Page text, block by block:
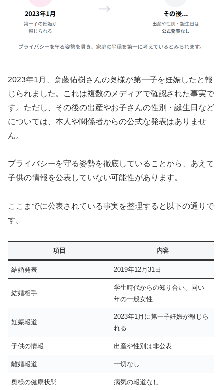
2023年1月、斎藤佑樹さんの奥様が第一子を妊娠したと報
じられました。これは複数のメディアで確認された事実で
す。ただし、その後の出産やお子さんの性別・誕生日など
については、本人や関係者からの公式な発表はありませ
ん。
プライバシーを守る姿勢を徹底していることから、あえて
子供の情報を公表していない可能性があります。
ここまでに公表されている事実を整理すると以下の通りで
す。
項目 内容
結婚発表 2019年12月31日
結婚相手
学生時代からの知り合い、同い
年の一般女性
妊娠報道
2023年1月に第一子妊娠が報じら
れる
子供の情報 出産や性別は非公表
離婚報道 一切なし
奥様の健康状態 病気の報道なし